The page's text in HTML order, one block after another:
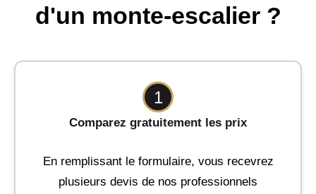
d'un monte-escalier ?
1
Comparez gratuitement les prix
En remplissant le formulaire, vous recevrez
plusieurs devis de nos professionnels